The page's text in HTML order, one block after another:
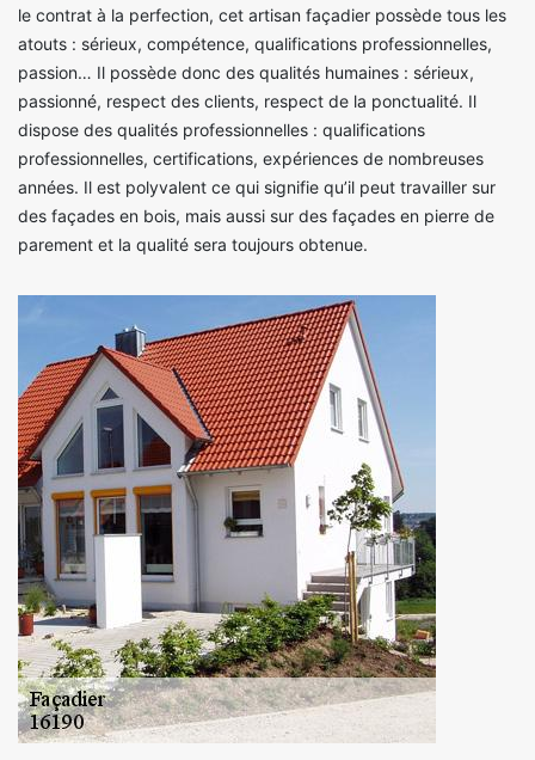
le contrat à la perfection, cet artisan façadier possède tous les
atouts : sérieux, compétence, qualifications professionnelles,
passion… Il possède donc des qualités humaines : sérieux,
passionné, respect des clients, respect de la ponctualité. Il
dispose des qualités professionnelles : qualifications
professionnelles, certifications, expériences de nombreuses
années. Il est polyvalent ce qui signifie qu’il peut travailler sur
des façades en bois, mais aussi sur des façades en pierre de
parement et la qualité sera toujours obtenue.